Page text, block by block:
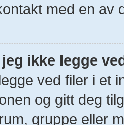
med en av
ikke legge
ved filer i et
og gitt deg
gruppe eller